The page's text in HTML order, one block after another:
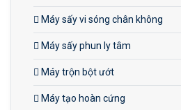
Máy sấy vi sóng chân không
Máy sấy phun ly tâm
Máy trộn bột ướt
Máy tạo hoàn cứng